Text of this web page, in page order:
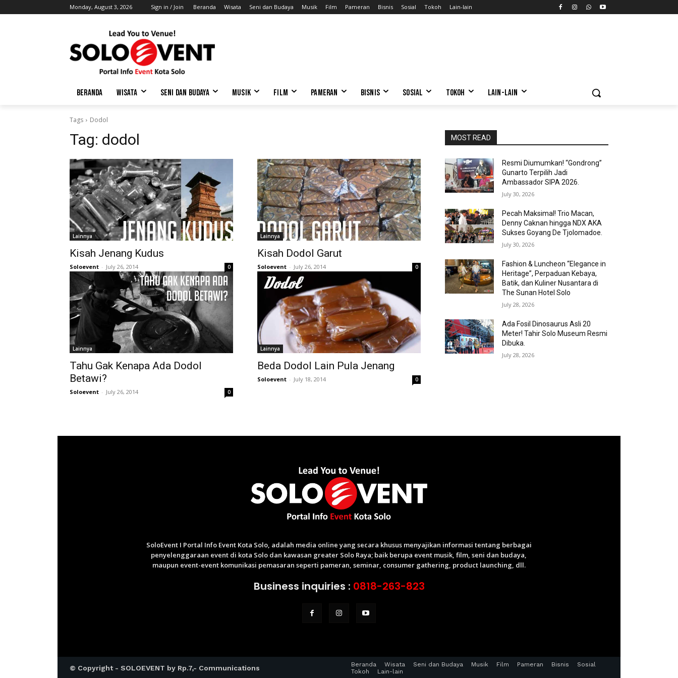
Monday, August 3, 2026 Sign in / Join Beranda Wisata Seni dan Budaya Musik Film Pameran Bisnis Sosial Tokoh Lain-lain
BERANDA WISATA SENI DAN BUDAYA MUSIK FILM PAMERAN BISNIS SOSIAL TOKOH LAIN-LAIN
Tags Dodol
Tag: dodol
Lainnya
Kisah Jenang Kudus
Soloevent - July 26, 2014 0
Lainnya
Kisah Dodol Garut
Soloevent - July 26, 2014 0
Lainnya
Tahu Gak Kenapa Ada Dodol
Betawi?
Soloevent - July 26, 2014 0
Lainnya
Beda Dodol Lain Pula Jenang
Soloevent - July 18, 2014 0
MOST READ
Resmi Diumumkan! “Gondrong”
Gunarto Terpilih Jadi
Ambassador SIPA 2026.
July 30, 2026
Pecah Maksimal! Trio Macan,
Denny Caknan hingga NDX AKA
Sukses Goyang De Tjolomadoe.
July 30, 2026
Fashion & Luncheon “Elegance in
Heritage”, Perpaduan Kebaya,
Batik, dan Kuliner Nusantara di
The Sunan Hotel Solo
July 28, 2026
Ada Fosil Dinosaurus Asli 20
Meter! Tahir Solo Museum Resmi
Dibuka.
July 28, 2026
SoloEvent I Portal Info Event Kota Solo, adalah media online yang secara khusus menyajikan informasi tentang berbagai
penyelenggaraan event di kota Solo dan kawasan greater Solo Raya; baik berupa event musik, film, seni dan budaya,
maupun event-event komunikasi pemasaran seperti pameran, seminar, consumer gathering, product launching, dll.
Business inquiries : 0818-263-823
© Copyright - SOLOEVENT by Rp.7,- Communications Beranda Wisata Seni dan Budaya Musik Film Pameran Bisnis
Sosial
Tokoh
Lain-lain